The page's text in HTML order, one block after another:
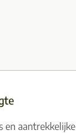
en aantrekkelijke